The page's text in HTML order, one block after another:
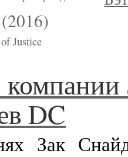
(2016)
Justice
DC
Зак